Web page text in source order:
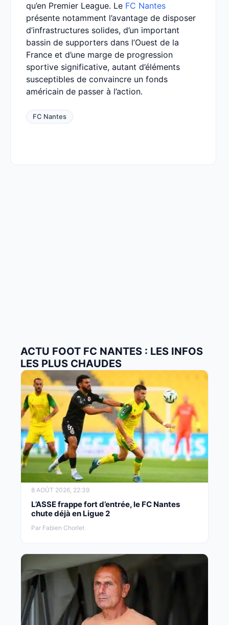
qu’en Premier League. Le FC Nantes
présente notamment l’avantage de disposer
d’infrastructures solides, d’un important
bassin de supporters dans l’Ouest de la
France et d’une marge de progression
sportive significative, autant d’éléments
susceptibles de convaincre un fonds
américain de passer à l’action.
FC Nantes
ACTU FOOT FC NANTES : LES INFOS
LES PLUS CHAUDES
8 AOÛT 2026, 22:39
L’ASSE frappe fort d’entrée, le FC Nantes
chute déjà en Ligue 2
Par Fabien Chorlet